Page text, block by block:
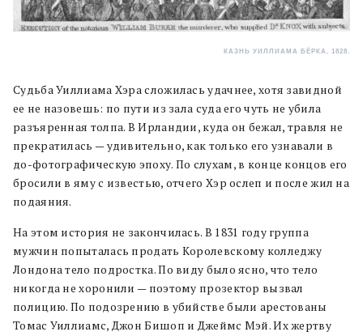
КАЗНЬ УИЛЛИАМА БЁРКА, 1828.
Судьба Уиллиама Хэра сложилась удачнее, хотя завидной
ее не назовешь: по пути из зала суда его чуть не убила
разъяренная толпа. В Ирландии, куда он бежал, травля не
прекратилась — удивительно, как только его узнавали в
до-фотографическую эпоху. По слухам, в конце концов его
бросили в яму с известью, отчего Хэр ослеп и после жил на
подаяния.
На этом история не закончилась. В 1831 году группа
мужчин попыталась продать Королевскому колледжу
Лондона тело подростка. По виду было ясно, что тело
никогда не хоронили — поэтому прозектор вызвал
полицию. По подозрению в убийстве были арестованы ​​
Томас Уиллиамс, Джон Бишоп и Джеймс Мэй. Их жертву